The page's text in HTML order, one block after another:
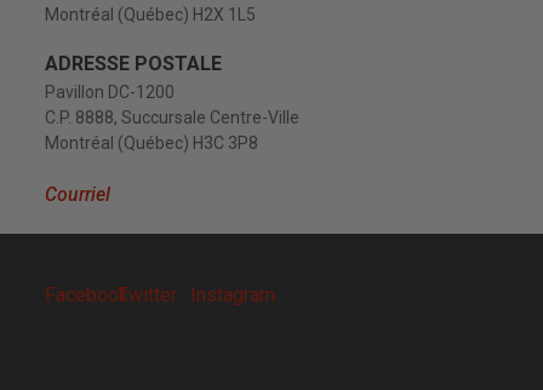
Montréal (Québec) H2X 1L5
ADRESSE POSTALE
Pavillon DC-1200
C.P. 8888, Succursale Centre-Ville
Montréal (Québec) H3C 3P8
Courriel
FacebookTwitter Instagram